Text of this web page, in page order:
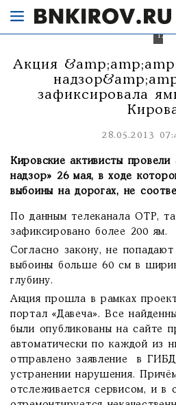
в
Акция
зафиксировала
28.05.2013
Кировские активисты провели
надзор» 26 мая, в ходе
выбоины на дорогах, не
По данным телеканала ОТР,
зафиксировано более 200 ям.
Согласно закону, не
выбоины больше 60 см в
глубину.
Акция прошла в рамках
портал «Давеча». Все
были опубликованы на сайте
автоматически по каждой из
отправлено заявление в
устранении нарушения.
отслеживается сервисом, и в